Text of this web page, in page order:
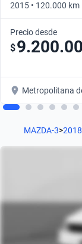
2015 • 120.000 km
Precio desde
$
Metropolitana
MAZDA-3>2018